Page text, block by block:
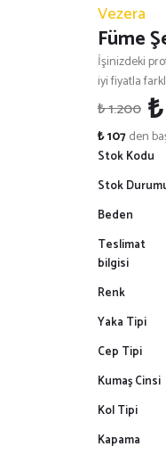
Vezera
Füme
İşinizdeki
iyi fiyatla
₺ 1.200
₺ 107den
Stok Kodu
Stok
Beden
Teslimat
bilgisi
Renk
Yaka Tipi
Cep Tipi
Kumaş Cinsi
Kol Tipi
Kapama